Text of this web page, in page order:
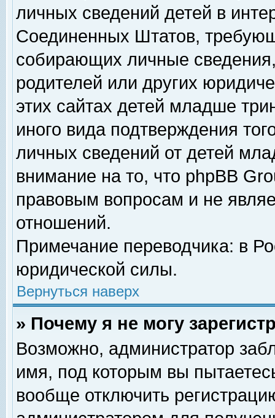
личных сведений детей в
Соединенных Штатов,
собирающих личные
родителей или других
этих сайтах детей младше
иного вида подтверждения
личных сведений от детей
внимание на то, что phpBB
правовым вопросам и не
отношений.
Примечание переводчика: в
юридической силы.
Вернуться наверх
» Почему я не могу
Возможно, администратор
имя, под которым вы
вообще отключить